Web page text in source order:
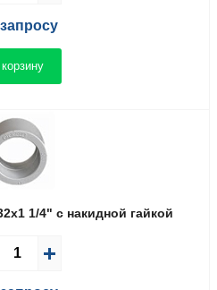
1/4" с накидной гайкой